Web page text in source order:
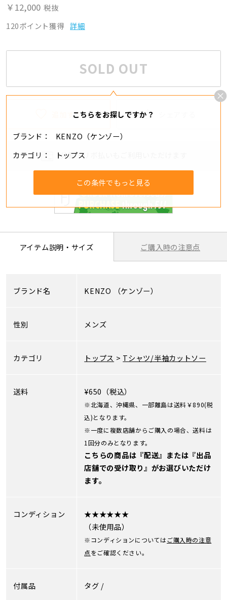
￥12,000 税抜
120ポイント獲得 詳細
SOLD OUT
こちらをお探しですか？
ブランド
KENZO（ケンゾー）
カテゴリ
トップス
この条件でもっと見る
追加する
分割・リボ払いもご利用いただけます
アイテム説明・サイズ ご購入時の注意点
ブランド名 KENZO （ケンゾー）
性別 メンズ
カテゴリ トップス > Tシャツ/半袖カットソー
送料 ¥650（税込）
※北海道、沖縄県、一部離島は送料￥890(税
込)となります。
※一度に複数店舗からご購入の場合、送料は
1回分のみとなります。
こちらの商品は『配送』または『出品
店舗での受け取り』がお選びいただけ
ます。
コンディション
★★★★★★
（未使用品）
※コンディションについてはご購入時の注意
点をご確認ください。
付属品 タグ /